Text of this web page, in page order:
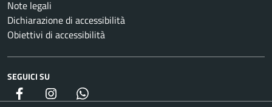
Note legali
Dichiarazione di accessibilità
Obiettivi di accessibilità
SEGUICI SU
Facebook Instagram